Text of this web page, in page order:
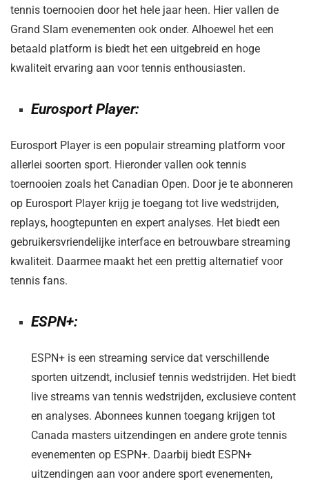
tennis toernooien door het hele jaar heen. Hier vallen de
Grand Slam evenementen ook onder. Alhoewel het een
betaald platform is biedt het een uitgebreid en hoge
kwaliteit ervaring aan voor tennis enthousiasten.
Eurosport Player:
Eurosport Player is een populair streaming platform voor
allerlei soorten sport. Hieronder vallen ook tennis
toernooien zoals het Canadian Open. Door je te abonneren
op Eurosport Player krijg je toegang tot live wedstrijden,
replays, hoogtepunten en expert analyses. Het biedt een
gebruikersvriendelijke interface en betrouwbare streaming
kwaliteit. Daarmee maakt het een prettig alternatief voor
tennis fans.
ESPN+:
ESPN+ is een streaming service dat verschillende
sporten uitzendt, inclusief tennis wedstrijden. Het biedt
live streams van tennis wedstrijden, exclusieve content
en analyses. Abonnees kunnen toegang krijgen tot
Canada masters uitzendingen en andere grote tennis
evenementen op ESPN+. Daarbij biedt ESPN+
uitzendingen aan voor andere sport evenementen,